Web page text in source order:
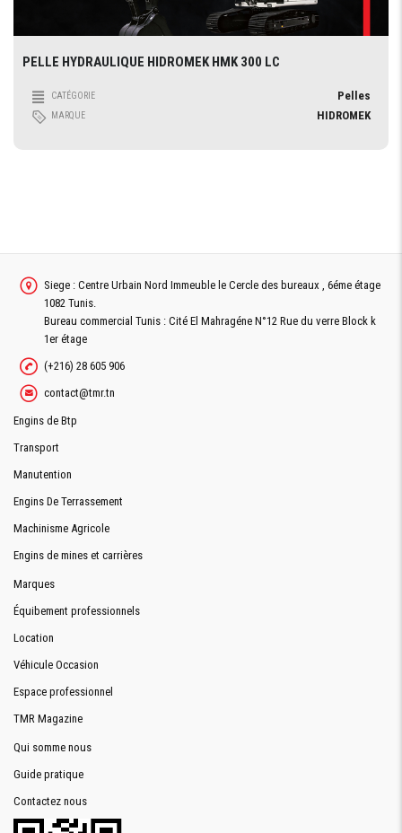
PELLE HYDRAULIQUE HIDROMEK HMK 300 LC
CATÉGORIE Pelles
MARQUE HIDROMEK
Siege : Centre Urbain Nord Immeuble le Cercle des bureaux , 6éme étage
1082 Tunis.
Bureau commercial Tunis : Cité El Mahragéne N°12 Rue du verre Block k
1er étage
(+216) 28 605 906
contact@tmr.tn
Engins de Btp
Transport
Manutention
Engins De Terrassement
Machinisme Agricole
Engins de mines et carrières
Marques
Équibement professionnels
Location
Véhicule Occasion
Espace professionnel
TMR Magazine
Qui somme nous
Guide pratique
Contactez nous